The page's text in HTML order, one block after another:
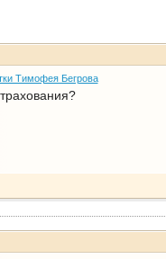
Тимофея Бегрова